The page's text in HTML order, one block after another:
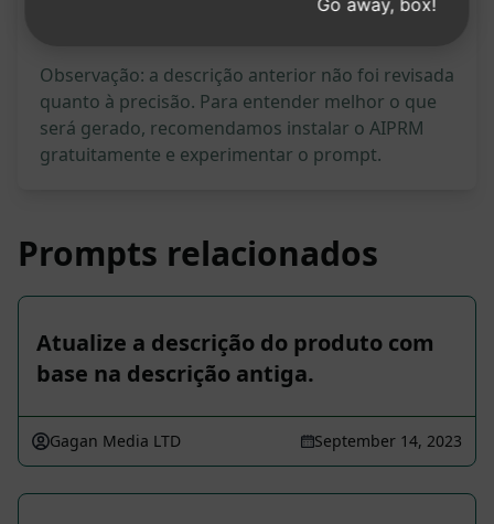
Observação: a descrição anterior não foi revisada
quanto à precisão. Para entender melhor o que
será gerado, recomendamos instalar o AIPRM
gratuitamente e experimentar o prompt.
Prompts relacionados
Atualize a descrição do produto com
base na descrição antiga.
Gagan Media LTD September 14, 2023
Go away, box!